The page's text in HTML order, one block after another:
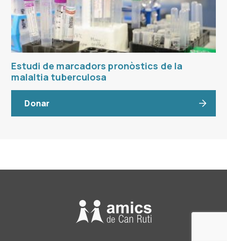
Estudi de marcadors pronòstics de la
malaltia tuberculosa
Donar